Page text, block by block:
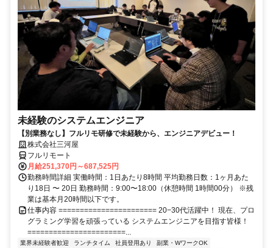
未経験のシステムエンジニア
【別業務なし】フルリモ研修で未経験から、エンジニアデビュー！
株式会社三河屋
フルリモート
月給251,370円～687,525円
勤務時間詳細 実働時間：1日あたり8時間 平均勤務日数：1ヶ月あた
り18日 〜 20日 勤務時間：9:00〜18:00（休憩時間 1時間00分） ※残
業は基本月20時間以下です。
仕事内容 ======================= 20−30代活躍中！ 現在、プロ
グラミング学習を頑張っている システムエンジニアを目指す皆様！
=======================...
業界未経験者歓迎 ランチタイム 社員登用あり
副業・WワークOK